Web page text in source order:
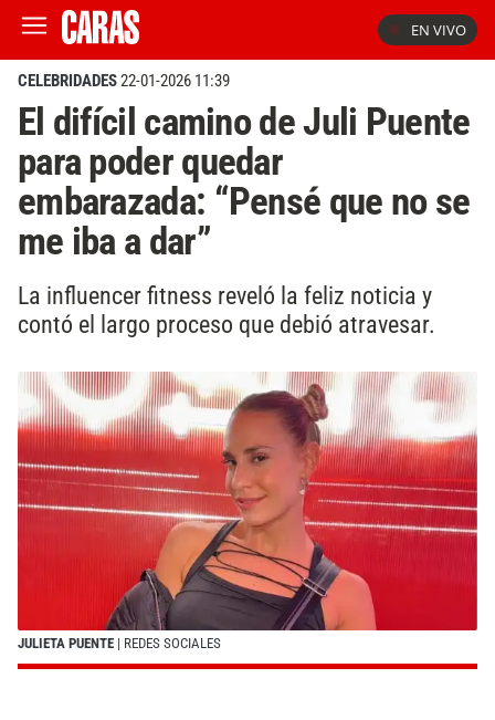
EN VIVO
CELEBRIDADES22-01-2026 11:39
El difícil camino de Juli Puente
para poder quedar
embarazada: “Pensé que no se
me iba a dar”
La influencer fitness reveló la feliz noticia y
contó el largo proceso que debió atravesar.
JULIETA PUENTE | REDES SOCIALES